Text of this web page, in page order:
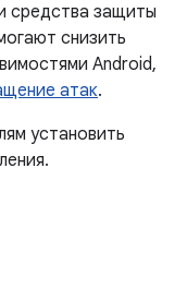
средства защиты
снизить
Android,
атак.
установить